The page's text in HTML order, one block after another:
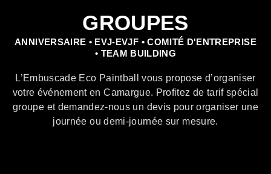
GROUPES
ANNIVERSAIRE • EVJ-EVJF • COMITÉ D'ENTREPRISE
• TEAM BUILDING
L’Embuscade Eco Paintball vous propose d’organiser
votre événement en Camargue. Profitez de tarif spécial
groupe et demandez-nous un devis pour organiser une
journée ou demi-journée sur mesure.